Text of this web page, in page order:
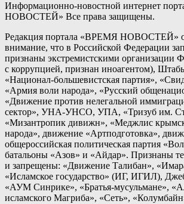
Информационно-новостной интернет
НОВОСТЕЙ» Все права защищены.
Редакция портала «ВРЕМЯ НОВОСТЕЙ»
внимание, что в Российской Федерации
признаны экстремистскими
с коррупцией, признан иноагентом),
«Национал-большевистская партия»,
«Армия воли народа», «Русский
«Движение против нелегальной
сектор», УНА-УНСО, УПА, «Тризуб им.
«Мизантропик дивижн», «Меджлис
народа», движение «Артподготовка»,
общероссийская политическая партия
батальоны «Азов» и «Айдар». Признаны
и запрещены: «Движение Талибан»,
«Исламское государство» (ИГ, ИГИЛ),
«АУМ Синрике», «Братья-мусульмане»,
исламского Магриба», «Сеть»,